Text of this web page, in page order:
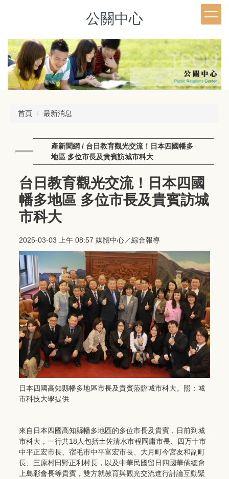
要
內
容
區
公關中心
首頁 最新消息
產新聞網 / 台日教育觀光交流！日本四國幡多
地區 多位市長及貴賓訪城市科大
台日教育觀光交流！日本四國
幡多地區 多位市長及貴賓訪城
市科大
2025-03-03 上午 08:57 媒體中心／綜合報導
日本四國高知縣幡多地區市長及貴賓蒞臨城市科大。照：城
市科技大學提供
來自日本四國高知縣幡多地區的多位市長及貴賓，日前到城
市科大，一行共18人包括土佐清水市程岡庸市長、四万十市
中平正宏市長、宿毛市中平富宏市長、大月町今宮友和副町
長、三原村田野正利村長，以及中華民國留日四國華僑總會
上島彩會長等貴賓，雙方就教育與觀光交流進行討論互動緊